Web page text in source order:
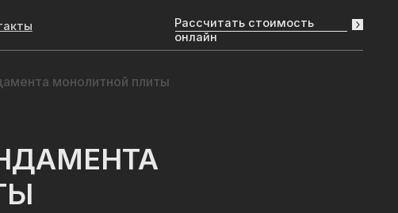
Рассчитать стоимость
монолитной плиты